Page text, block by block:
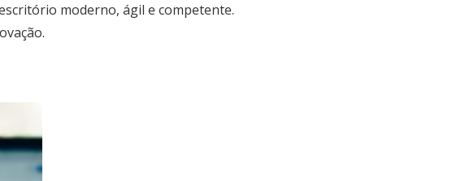
moderno, ágil e competente.